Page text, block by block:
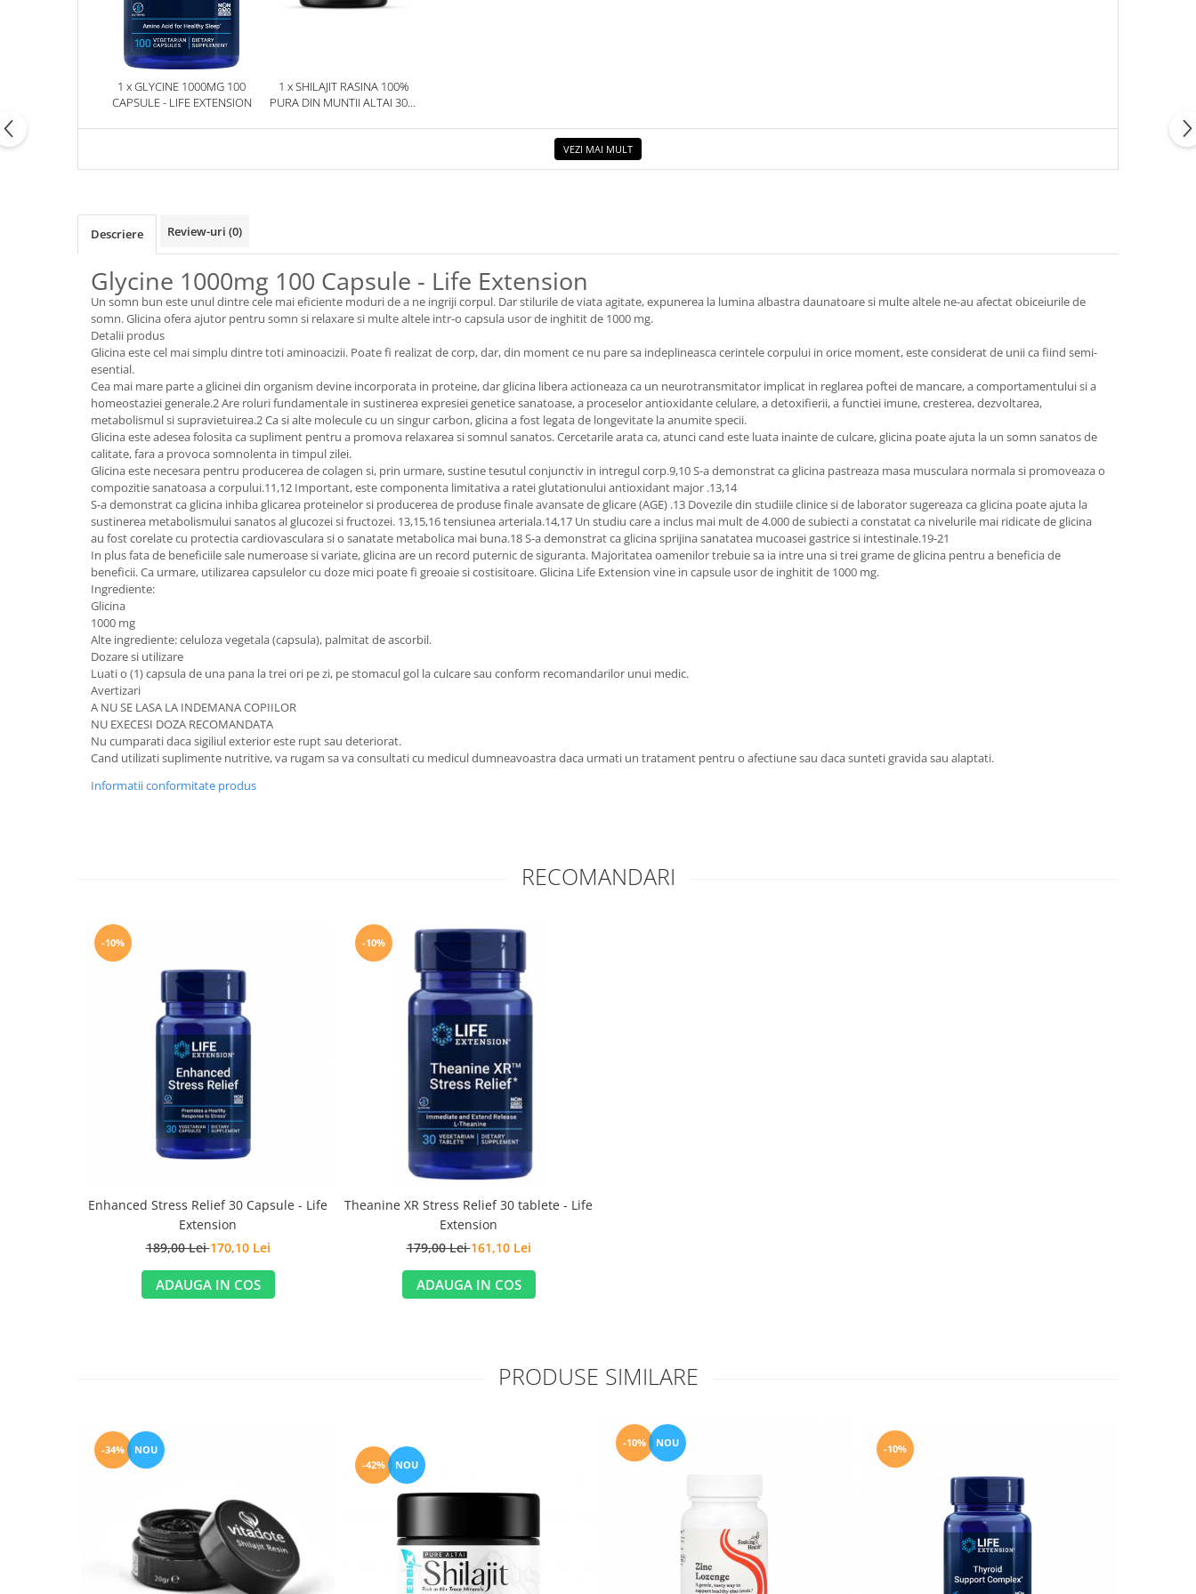
1 x GLYCINE 1000MG 100
CAPSULE - LIFE EXTENSION
1 x SHILAJIT RASINA 100%
PURA DIN MUNTII ALTAI 30G.
VEZI MAI MULT
Descriere Review-uri (0)
Glycine 1000mg 100 Capsule - Life Extension
Un somn bun este unul dintre cele mai eficiente moduri de a ne ingriji corpul. Dar stilurile de viata agitate, expunerea la lumina albastra daunatoare si multe altele ne-au afectat obiceiurile de
somn. Glicina ofera ajutor pentru somn si relaxare si multe altele intr-o capsula usor de inghitit de 1000 mg.
Detalii produs
Glicina este cel mai simplu dintre toti aminoacizii. Poate fi realizat de corp, dar, din moment ce nu pare sa indeplineasca cerintele corpului in orice moment, este considerat de unii ca fiind semi-
esential.
Cea mai mare parte a glicinei din organism devine incorporata in proteine, dar glicina libera actioneaza ca un neurotransmitator implicat in reglarea poftei de mancare, a comportamentului si a
homeostaziei generale.2 Are roluri fundamentale in sustinerea expresiei genetice sanatoase, a proceselor antioxidante celulare, a detoxifierii, a functiei imune, cresterea, dezvoltarea,
metabolismul si supravietuirea.2 Ca si alte molecule cu un singur carbon, glicina a fost legata de longevitate la anumite specii.
Glicina este adesea folosita ca supliment pentru a promova relaxarea si somnul sanatos. Cercetarile arata ca, atunci cand este luata inainte de culcare, glicina poate ajuta la un somn sanatos de
calitate, fara a provoca somnolenta in timpul zilei.
Glicina este necesara pentru producerea de colagen si, prin urmare, sustine tesutul conjunctiv in intregul corp.9,10 S-a demonstrat ca glicina pastreaza masa musculara normala si promoveaza o
compozitie sanatoasa a corpului.11,12 Important, este componenta limitativa a ratei glutationului antioxidant major .13,14
S-a demonstrat ca glicina inhiba glicarea proteinelor si producerea de produse finale avansate de glicare (AGE) .13 Dovezile din studiile clinice si de laborator sugereaza ca glicina poate ajuta la
sustinerea metabolismului sanatos al glucozei si fructozei. 13,15,16 tensiunea arteriala.14,17 Un studiu care a inclus mai mult de 4.000 de subiecti a constatat ca nivelurile mai ridicate de glicina
au fost corelate cu protectia cardiovasculara si o sanatate metabolica mai buna.18 S-a demonstrat ca glicina sprijina sanatatea mucoasei gastrice si intestinale.19-21
In plus fata de beneficiile sale numeroase si variate, glicina are un record puternic de siguranta. Majoritatea oamenilor trebuie sa ia intre una si trei grame de glicina pentru a beneficia de
beneficii. Ca urmare, utilizarea capsulelor cu doze mici poate fi greoaie si costisitoare. Glicina Life Extension vine in capsule usor de inghitit de 1000 mg.
Ingrediente:
Glicina
1000 mg
Alte ingrediente: celuloza vegetala (capsula), palmitat de ascorbil.
Dozare si utilizare
Luati o (1) capsula de una pana la trei ori pe zi, pe stomacul gol la culcare sau conform recomandarilor unui medic.
Avertizari
A NU SE LASA LA INDEMANA COPIILOR
NU EXECESI DOZA RECOMANDATA
Nu cumparati daca sigiliul exterior este rupt sau deteriorat.
Cand utilizati suplimente nutritive, va rugam sa va consultati cu medicul dumneavoastra daca urmati un tratament pentru o afectiune sau daca sunteti gravida sau alaptati.
Informatii conformitate produs
RECOMANDARI
-10%
Enhanced Stress Relief 30 Capsule - Life
Extension
189,00 Lei170,10 Lei
ADAUGA IN COS
-10%
Theanine XR Stress Relief 30 tablete - Life
Extension
179,00 Lei161,10 Lei
ADAUGA IN COS
PRODUSE SIMILARE
-34%
NOU
-42%
NOU
-10% NOU -10%